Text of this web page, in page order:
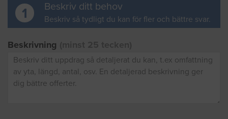
1 Beskriv ditt behov
Beskriv så tydligt du kan för fler och bättre svar.
Beskrivning